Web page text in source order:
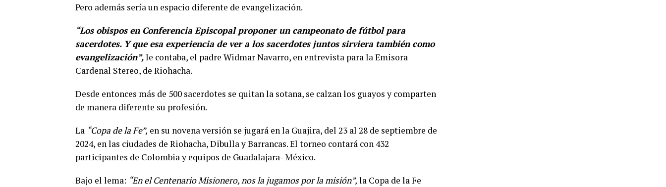
Pero además sería un espacio diferente de evangelización.
“Los obispos en Conferencia Episcopal proponer un campeonato de fútbol para
sacerdotes. Y que esa experiencia de ver a los sacerdotes juntos sirviera también como
evangelización”,le contaba, el padre Widmar Navarro, en entrevista para la Emisora
Cardenal Stereo, de Riohacha.
Desde entonces más de 500 sacerdotes se quitan la sotana, se calzan los guayos y comparten
de manera diferente su profesión.
La “Copa de la Fe”, en su novena versión se jugará en la Guajira, del 23 al 28 de septiembre de
2024, en las ciudades de Riohacha, Dibulla y Barrancas. El torneo contará con 432
participantes de Colombia y equipos de Guadalajara- México.
Bajo el lema: “En el Centenario Misionero, nos la jugamos por la misión”, la Copa de la Fe